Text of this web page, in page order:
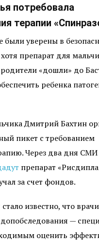
потребовала
терапии
были уверены в
препарат для
родители «дошли» до
ребенка
Дмитрий Бахтин
пикет с требованием
Через два дня
препарат
за счет фондов.
известно, что
—
оценить